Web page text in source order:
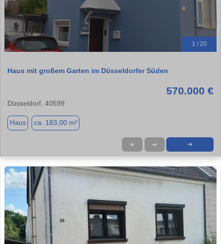
1 / 20
Haus mit großem Garten im Düsseldorfer Süden
570.000 €
Düsseldorf, 40599
Haus ca. 183,00 m²
★ ➦ ➜